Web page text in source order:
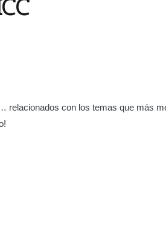
relacionados con los temas que más